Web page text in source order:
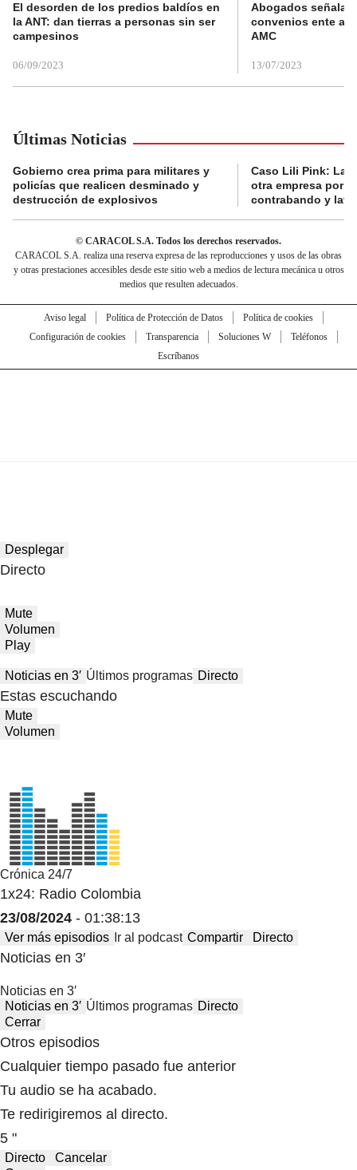
El desorden de los predios baldíos en
la ANT: dan tierras a personas sin ser
campesinos
06/09/2023
Abogados
convenios ente
AMC
13/07/2023
Últimas Noticias
Gobierno crea prima para militares y
policías que realicen desminado y
destrucción de explosivos
Caso Lili Pink: La
otra empresa por
contrabando y
© CARACOL S.A. Todos los derechos reservados.
CARACOL S.A. realiza una reserva expresa de las reproducciones y usos de las obras
y otras prestaciones accesibles desde este sitio web a medios de lectura mecánica u otros
medios que resulten adecuados.
Aviso legal Política de Protección de Datos
Política de cookies
Configuración de cookies
Transparencia Soluciones W
Teléfonos
Escríbanos
Desplegar
Directo
Mute
Volumen
Play
Noticias en 3′ Últimos programas Directo
Estas escuchando
Mute
Volumen
Crónica 24/7
1x24: Radio Colombia
23/08/2024 - 01:38:13
Ver más episodios Ir al podcast Compartir Directo
Noticias en 3′
Noticias en 3′
Noticias en 3′ Últimos programas Directo
Cerrar
Otros episodios
Cualquier tiempo pasado fue anterior
Tu audio se ha acabado.
Te redirigiremos al directo.
5 "
Directo
Cancelar